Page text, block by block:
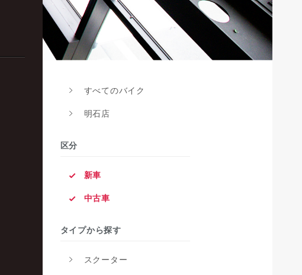
すべてのバイク
明石店
区分
新車
中古車
タイプから探す
スクーター